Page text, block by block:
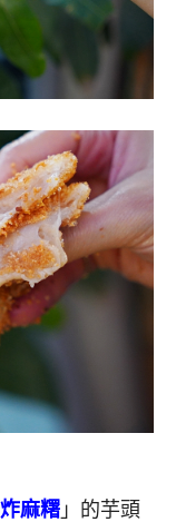
麻糬 」的芋頭